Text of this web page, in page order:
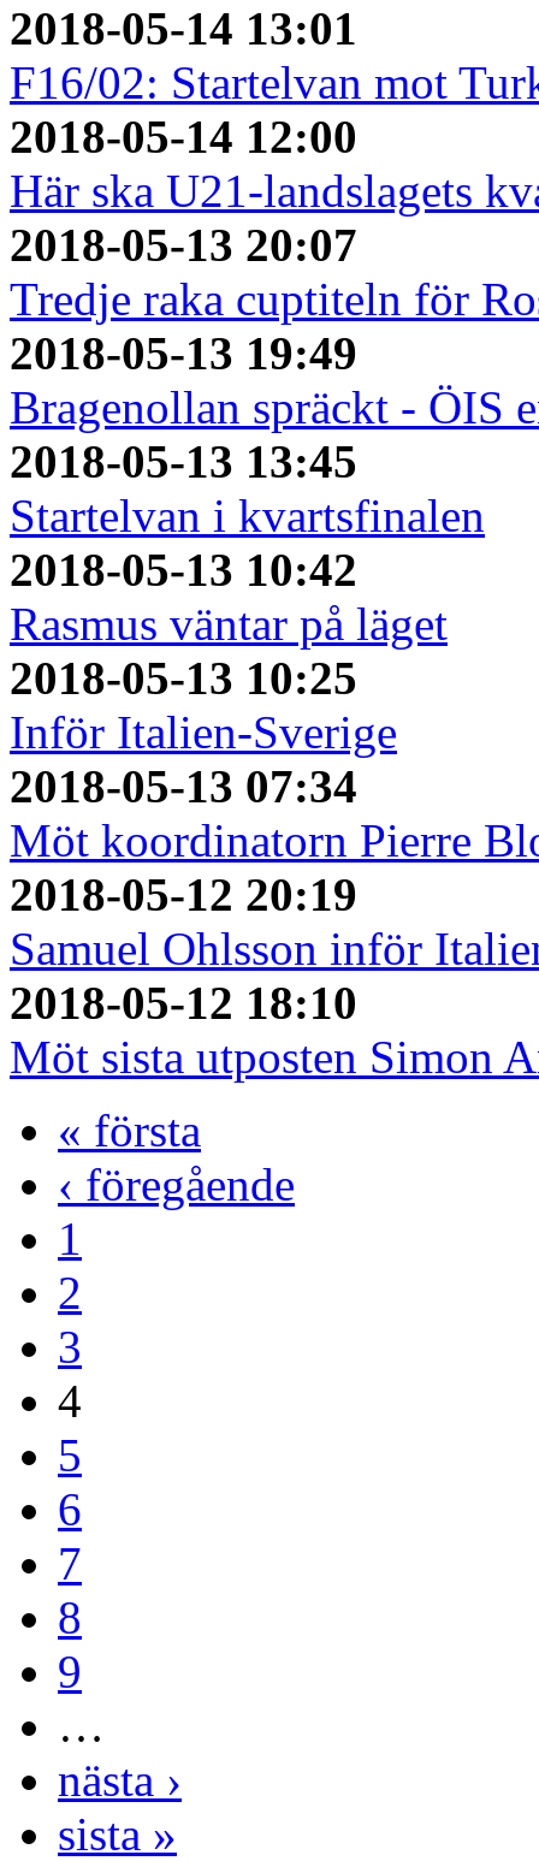
2018-05-14 13:01
F16/02: Startelvan mot
2018-05-14 12:00
Här ska U21-landslagets
2018-05-13 20:07
Tredje raka cuptiteln för
2018-05-13 19:49
Bragenollan spräckt - ÖIS
2018-05-13 13:45
Startelvan i kvartsfinalen
2018-05-13 10:42
Rasmus väntar på läget
2018-05-13 10:25
Inför Italien-Sverige
2018-05-13 07:34
Möt koordinatorn Pierre
2018-05-12 20:19
Samuel Ohlsson inför
2018-05-12 18:10
Möt sista utposten Simon
« första
‹ föregående
1
2
3
4
5
6
7
8
9
…
nästa ›
sista »